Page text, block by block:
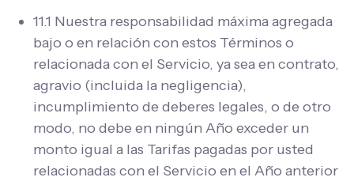
11.1 Nuestra responsabilidad máxima agregada
bajo o en relación con estos Términos o
relacionada con el Servicio, ya sea en contrato,
agravio (incluida la negligencia),
incumplimiento de deberes legales, o de otro
modo, no debe en ningún Año exceder un
monto igual a las Tarifas pagadas por usted
relacionadas con el Servicio en el Año anterior